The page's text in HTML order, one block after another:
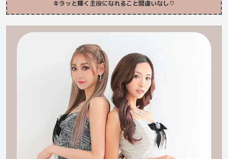
キラッと輝く主役になれること間違いなし♡